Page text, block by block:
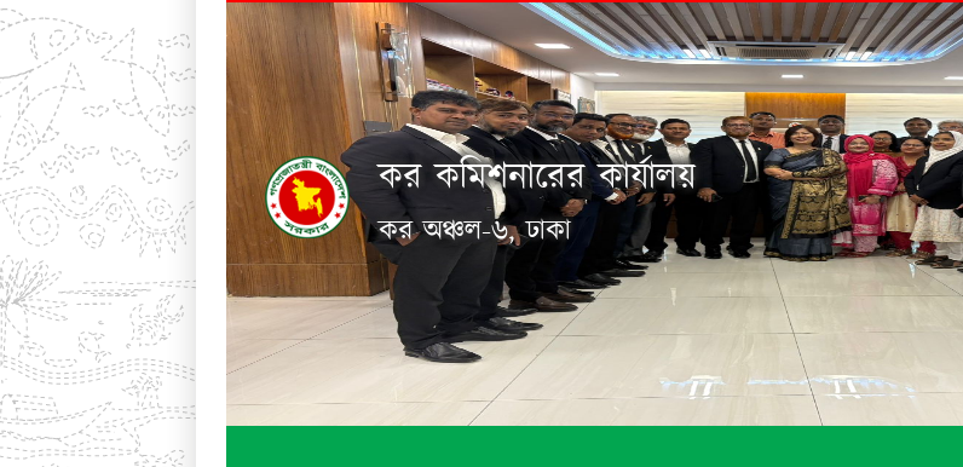
কর কমিশনারের কার্যালয়
কর অঞ্চল-৬, ঢাকা